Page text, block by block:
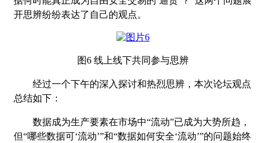
开思辨纷纷表达了自己的观点。
图6 线上线下共同参与思辨
经过一个下午的深入探讨和热烈思辨，本次论坛观点
总结如下：
数据成为生产要素在市场中“流动”已成为大势所趋，
但“哪些数据可‘流动’”和“数据如何安全‘流动’”的问题始终